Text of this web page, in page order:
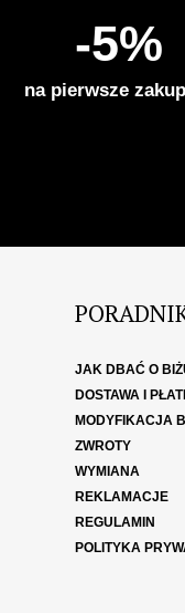
-5%
na pierwsze
JAK DBAĆ O
DOSTAWA I
MODYFIKACJA
ZWROTY
WYMIANA
REKLAMACJE
REGULAMIN
POLITYKA